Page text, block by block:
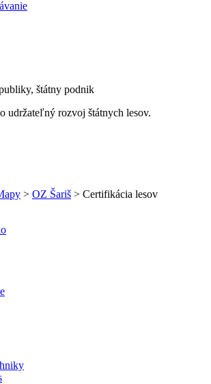
štátny podnik
udržateľný rozvoj štátnych lesov.
> OZ Šariš > Certifikácia lesov